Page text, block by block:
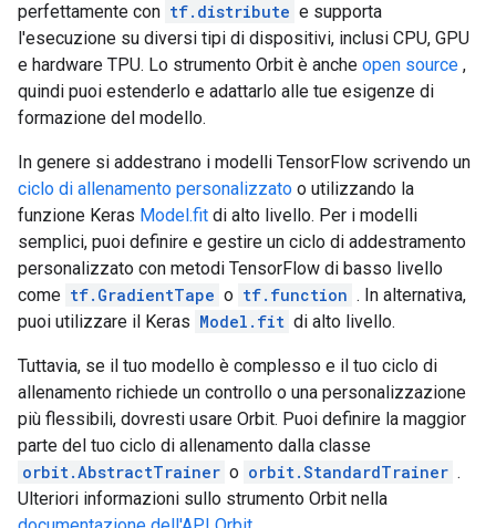
perfettamente con tf.distribute e supporta
l'esecuzione su diversi tipi di dispositivi, inclusi CPU, GPU
e hardware TPU. Lo strumento Orbit è anche open source ,
quindi puoi estenderlo e adattarlo alle tue esigenze di
formazione del modello.
In genere si addestrano i modelli TensorFlow scrivendo un
ciclo di allenamento personalizzato o utilizzando la
funzione Keras Model.fit di alto livello. Per i modelli
semplici, puoi definire e gestire un ciclo di addestramento
personalizzato con metodi TensorFlow di basso livello
come tf.GradientTape o tf.function . In alternativa,
puoi utilizzare il Keras Model.fit di alto livello.
Tuttavia, se il tuo modello è complesso e il tuo ciclo di
allenamento richiede un controllo o una personalizzazione
più flessibili, dovresti usare Orbit. Puoi definire la maggior
parte del tuo ciclo di allenamento dalla classe
orbit.AbstractTrainer o orbit.StandardTrainer .
Ulteriori informazioni sullo strumento Orbit nella